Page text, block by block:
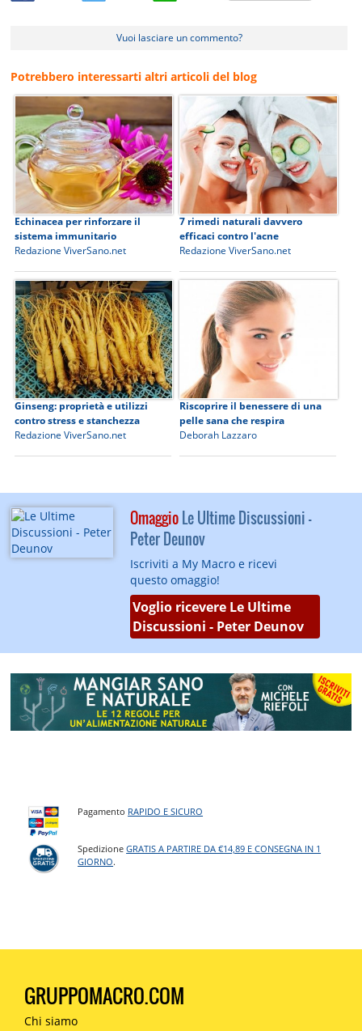
Vuoi lasciare un commento?
Potrebbero interessarti altri articoli del blog
Echinacea per rinforzare il
sistema immunitario
Redazione ViverSano.net
7 rimedi naturali davvero
efficaci contro l'acne
Redazione ViverSano.net
Ginseng: proprietà e utilizzi
contro stress e stanchezza
Redazione ViverSano.net
Riscoprire il benessere di una
pelle sana che respira
Deborah Lazzaro
OmaggioLe Ultime Discussioni -
Peter Deunov
Iscriviti a My Macro e ricevi
questo omaggio!
Voglio ricevere Le Ultime
Discussioni - Peter Deunov
Pagamento RAPIDO E SICURO
SpedizioneGRATIS A PARTIRE DA €14,89 E CONSEGNA IN 1
GIORNO.
GRUPPOMACRO.COM
Chi siamo